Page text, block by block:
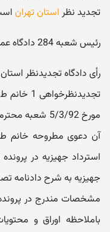
تجدید نظر استان تهران
رئیس شعبه 284 دادگاه عمومی خانواده تهران حمیدی
رأی دادگاه تجدیدنظر استان
آن دعوی مطروحه خانم
جهیزیه به شرح دادنامه
مشخصات مندرج در پرونده
باملاحظه اوراق و